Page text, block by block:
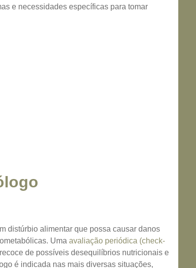
e necessidades específicas para tomar
distúrbio alimentar que possa causar danos
Uma avaliação periódica (check-
de possíveis desequilíbrios nutricionais e
é indicada nas mais diversas situações,